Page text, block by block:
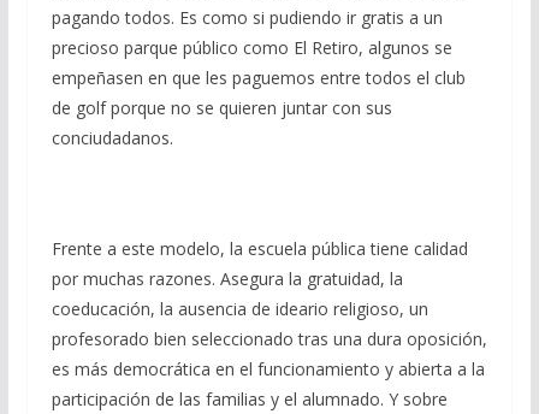
pagando todos. Es como si pudiendo ir gratis a un
precioso parque público como El Retiro, algunos se
empeñasen en que les paguemos entre todos el club
de golf porque no se quieren juntar con sus
conciudadanos.
Frente a este modelo, la escuela pública tiene calidad
por muchas razones. Asegura la gratuidad, la
coeducación, la ausencia de ideario religioso, un
profesorado bien seleccionado tras una dura oposición,
es más democrática en el funcionamiento y abierta a la
participación de las familias y el alumnado. Y sobre